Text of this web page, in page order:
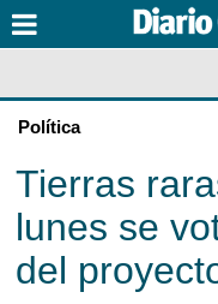
Política
Tierras
lunes se
del